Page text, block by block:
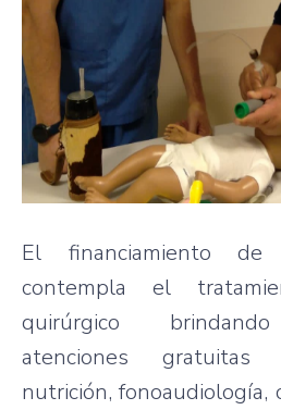
El financiamiento de
contempla el
quirúrgico
atenciones gratuitas
nutrición, fonoaudiología,